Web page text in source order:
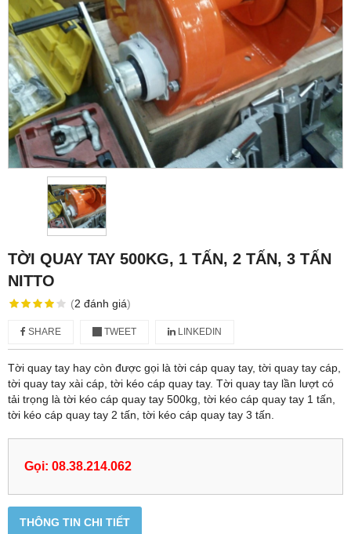
TỜI QUAY TAY 500KG, 1 TẤN, 2 TẤN, 3 TẤN
NITTO
(2 đánh giá)
SHARE TWEET LINKEDIN
Tời quay tay hay còn được gọi là tời cáp quay tay, tời quay tay cáp,
tời quay tay xài cáp, tời kéo cáp quay tay. Tời quay tay lần lượt có
tải trọng là tời kéo cáp quay tay 500kg, tời kéo cáp quay tay 1 tấn,
tời kéo cáp quay tay 2 tấn, tời kéo cáp quay tay 3 tấn.
Gọi: 08.38.214.062
THÔNG TIN CHI TIẾT